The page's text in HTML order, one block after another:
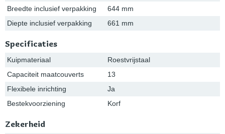
Breedte inclusief verpakking
644 mm
Diepte inclusief verpakking
661 mm
Specificaties
Kuipmateriaal
Roestvrijstaal
Capaciteit maatcouverts
13
Flexibele inrichting
Ja
Bestekvoorziening
Korf
Zekerheid